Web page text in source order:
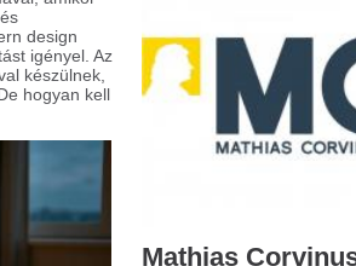
2026. július 31-ével megszünteti az MCC
Alapítványt jelenlegi formájában. Az erről
szóló alapítói döntést már aláírták.